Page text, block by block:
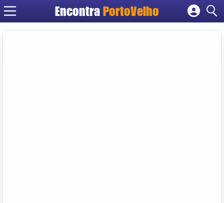
EncontraPortoVelho
Cadastrar empresa